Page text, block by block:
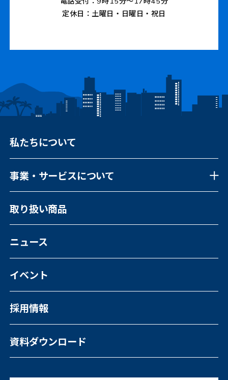
定休日：土曜日・日曜日・祝日
私たちについて
事業・サービスについて
事業・サービスについて一覧
福祉向けソフトウェア
コンピュータ・OA機器販売
外国人の人材紹介
取り扱い商品
ニュース
イベント
採用情報
資料ダウンロード